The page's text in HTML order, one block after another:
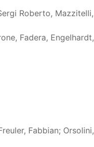
Roberto, Mazzitelli,
Fadera, Engelhardt,
Fabbian; Orsolini,